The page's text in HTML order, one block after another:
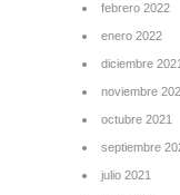
febrero 2022
enero 2022
diciembre 2021
noviembre
octubre 2021
septiembre
julio 2021